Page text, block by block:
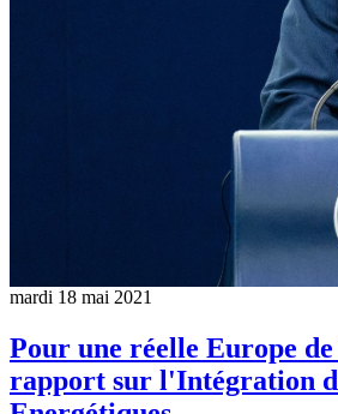
mardi 18 mai 2021
Pour une réelle Europe
rapport sur l'Intégration